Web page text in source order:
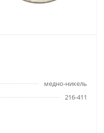
медно-никель
216-411